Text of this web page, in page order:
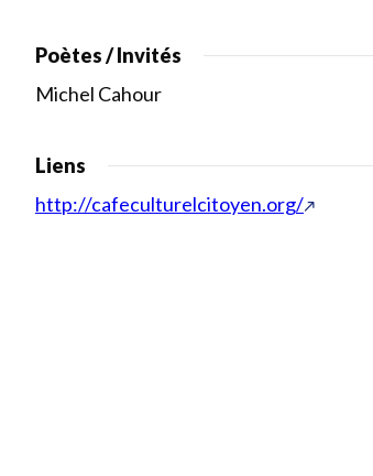
Poètes / Invités
Michel Cahour
Liens
http://cafeculturelcitoyen.org/